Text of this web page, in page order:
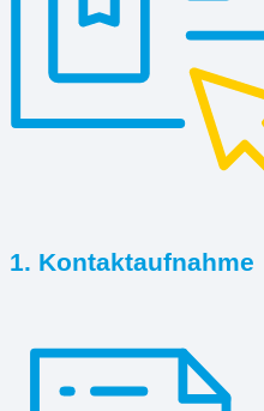
1. Kontaktaufnahme